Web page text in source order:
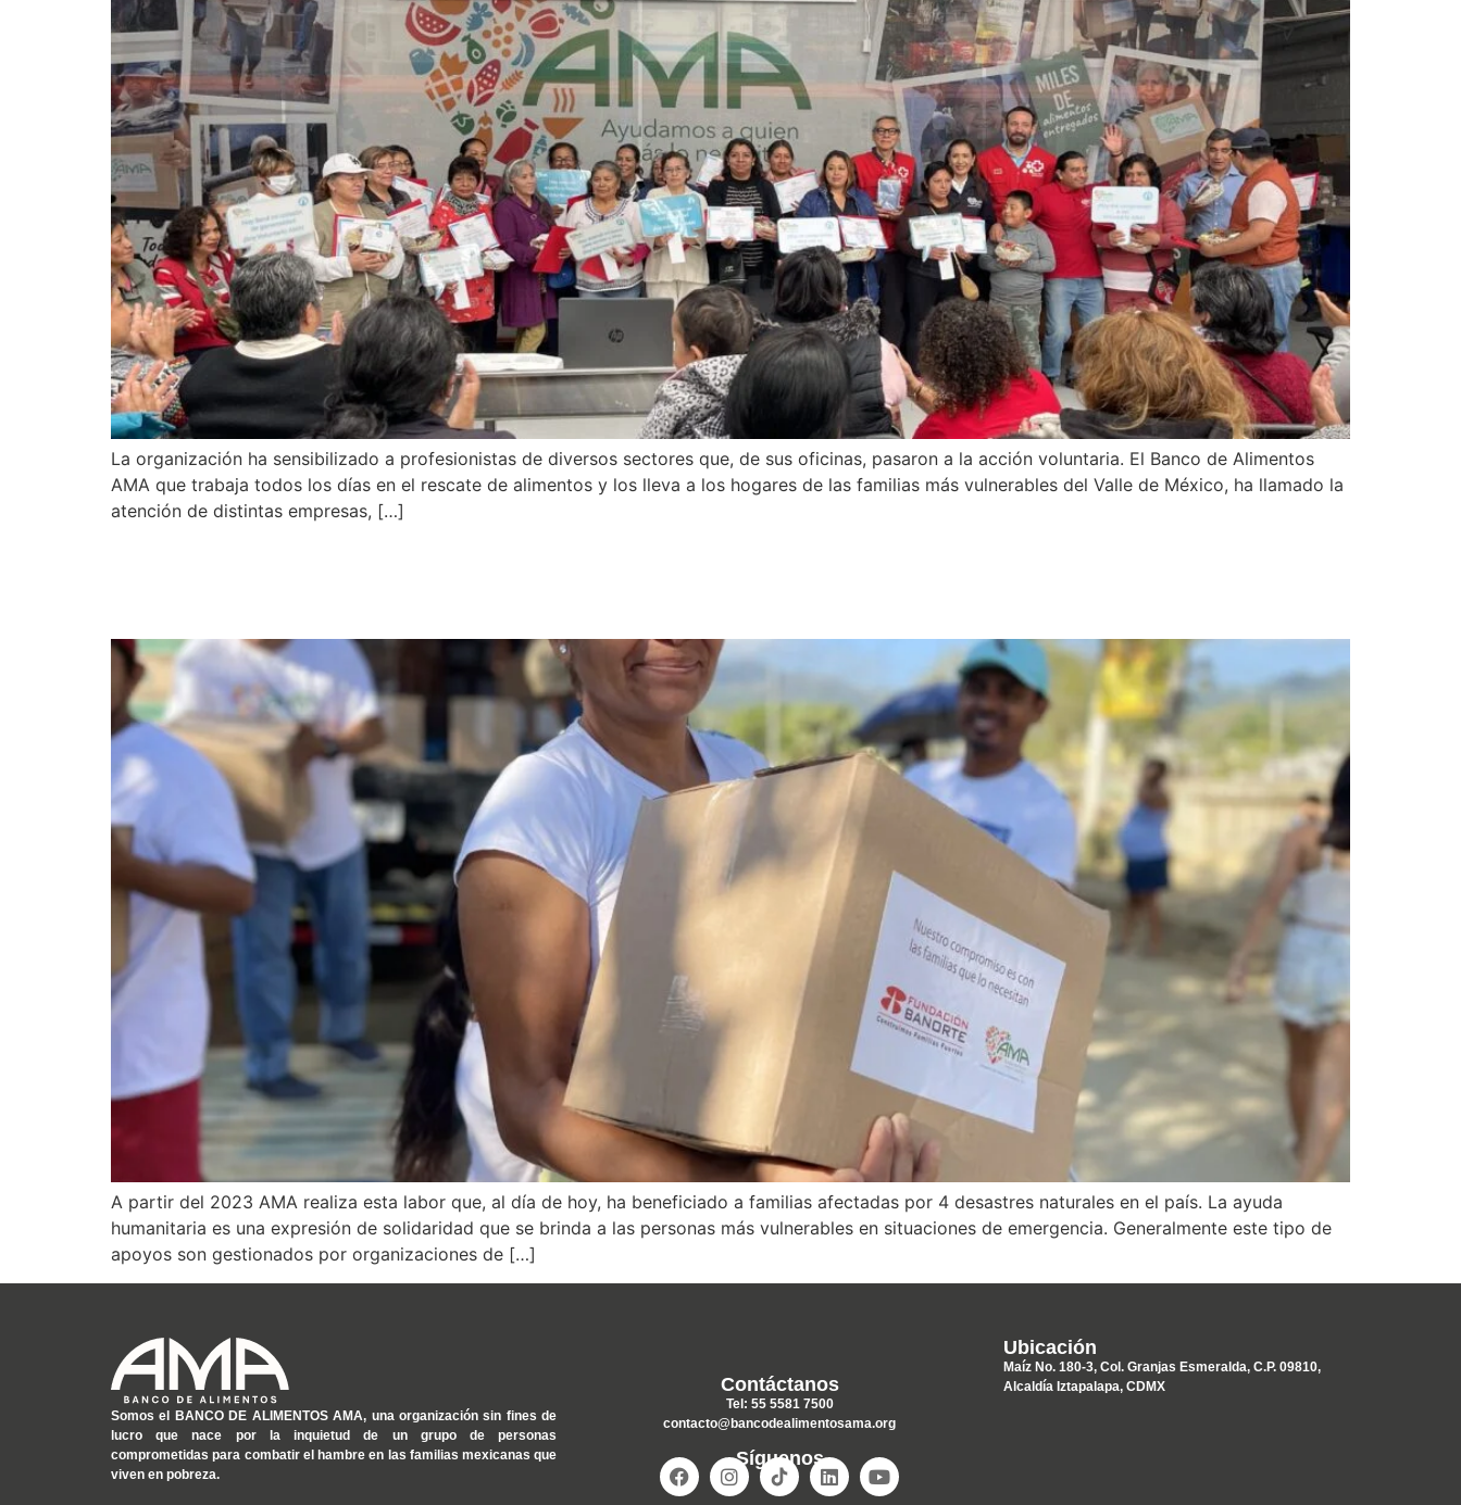
La organización ha sensibilizado a profesionistas de diversos sectores que, de sus oficinas, pasaron a la acción voluntaria. El Banco de Alimentos
AMA que trabaja todos los días en el rescate de alimentos y los lleva a los hogares de las familias más vulnerables del Valle de México, ha llamado la
atención de distintas empresas, […]
A partir del 2023 AMA realiza esta labor que, al día de hoy, ha beneficiado a familias afectadas por 4 desastres naturales en el país. La ayuda
humanitaria es una expresión de solidaridad que se brinda a las personas más vulnerables en situaciones de emergencia. Generalmente este tipo de
apoyos son gestionados por organizaciones de […]
Somos el BANCO DE ALIMENTOS AMA, una organización sin fines de
lucro que nace por la inquietud de un grupo de personas
comprometidas para combatir el hambre en las familias mexicanas que
viven en pobreza.
Contáctanos
Tel: 55 5581 7500
contacto@bancodealimentosama.org
Síguenos
Ubicación
Maíz No. 180-3, Col. Granjas Esmeralda, C.P. 09810,
Alcaldía Iztapalapa, CDMX